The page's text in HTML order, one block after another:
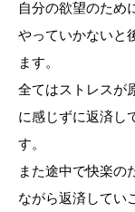
自分の欲望のため
やっていかないと
ます。
全てはストレスが
に感じずに返済し
す。
また途中で快楽の
ながら返済してい